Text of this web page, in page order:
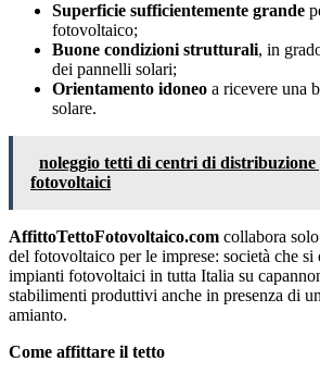
Superficie sufficientemente grande
fotovoltaico;
Buone condizioni strutturali, in
dei pannelli solari;
Orientamento idoneo a ricevere una
solare.
noleggio tetti di centri di
fotovoltaici
AffittoTettoFotovoltaico.com collabora
del fotovoltaico per le imprese: società che
impianti fotovoltaici in tutta Italia su
stabilimenti produttivi anche in presenza di
amianto.
Come affittare il tetto